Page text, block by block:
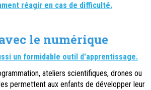
réagir en cas de difficulté.
le numérique
un formidable outil d'apprentissage.
ateliers scientifiques, drones ou
permettent aux enfants de développer leur